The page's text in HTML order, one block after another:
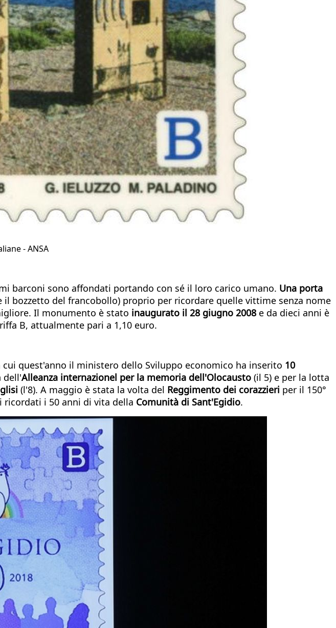
- ANSA
barconi sono affondati portando con sé il loro carico umano. Una porta
il bozzetto del francobollo) proprio per ricordare quelle vittime senza nome
Il monumento è stato inaugurato il 28 giugno 2008 e da dieci anni è
B, attualmente pari a 1,10 euro.
cui quest'anno il ministero dello Sviluppo economico ha inserito 10
dell'Alleanza internazionel per la memoria dell'Olocausto (il 5) e per la lotta
(l'8). A maggio è stata la volta del Reggimento dei corazzieri per il 150°
ricordati i 50 anni di vita della Comunità di Sant'Egidio.